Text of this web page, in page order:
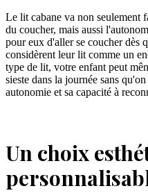
Le lit cabane va non seulement
du coucher, mais aussi
pour eux d'aller se coucher dès
considèrent leur lit comme un
type de lit, votre enfant peut
sieste dans la journée sans
autonomie et sa capacité à
Un choix